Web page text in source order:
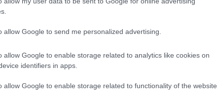
allow Google to send me personalized advertising.
allow Google to enable storage related to analytics like cookies on
identifiers in apps.
allow Google to enable storage related to functionality of the website
Τουρκική εφημερίδα επιτίθεται στον
Σαμαρά: «Είναι γύπας» – Θα
Μικρασιατική Εκστρατεία»